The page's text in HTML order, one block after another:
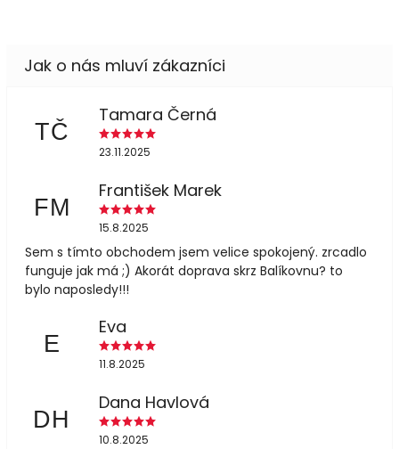
TČ
Tamara Černá
23.11.2025
FM
František Marek
15.8.2025
Sem s tímto obchodem jsem velice spokojený. zrcadlo
funguje jak má ;) Akorát doprava skrz Balíkovnu? to
bylo naposledy!!!
E
Eva
11.8.2025
DH
Dana Havlová
10.8.2025